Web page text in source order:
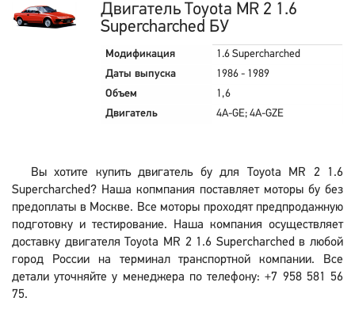
Двигатель Toyota MR 2 1.6
Supercharched БУ
Модификация
1.6 Supercharched
Даты выпуска
1986 - 1989
Объем
1,6
Двигатель
4A-GE; 4A-GZE
Вы хотите купить двигатель бу для Toyota MR 2 1.6
Supercharched? Наша копмпания поставляет моторы бу без
предоплаты в Москве. Все моторы проходят предпродажную
подготовку и тестирование. Наша компания осуществляет
доставку двигателя Toyota MR 2 1.6 Supercharched в любой
город России на терминал транспортной компании. Все
детали уточняйте у менеджера по телефону: +7 958 581 56
75.